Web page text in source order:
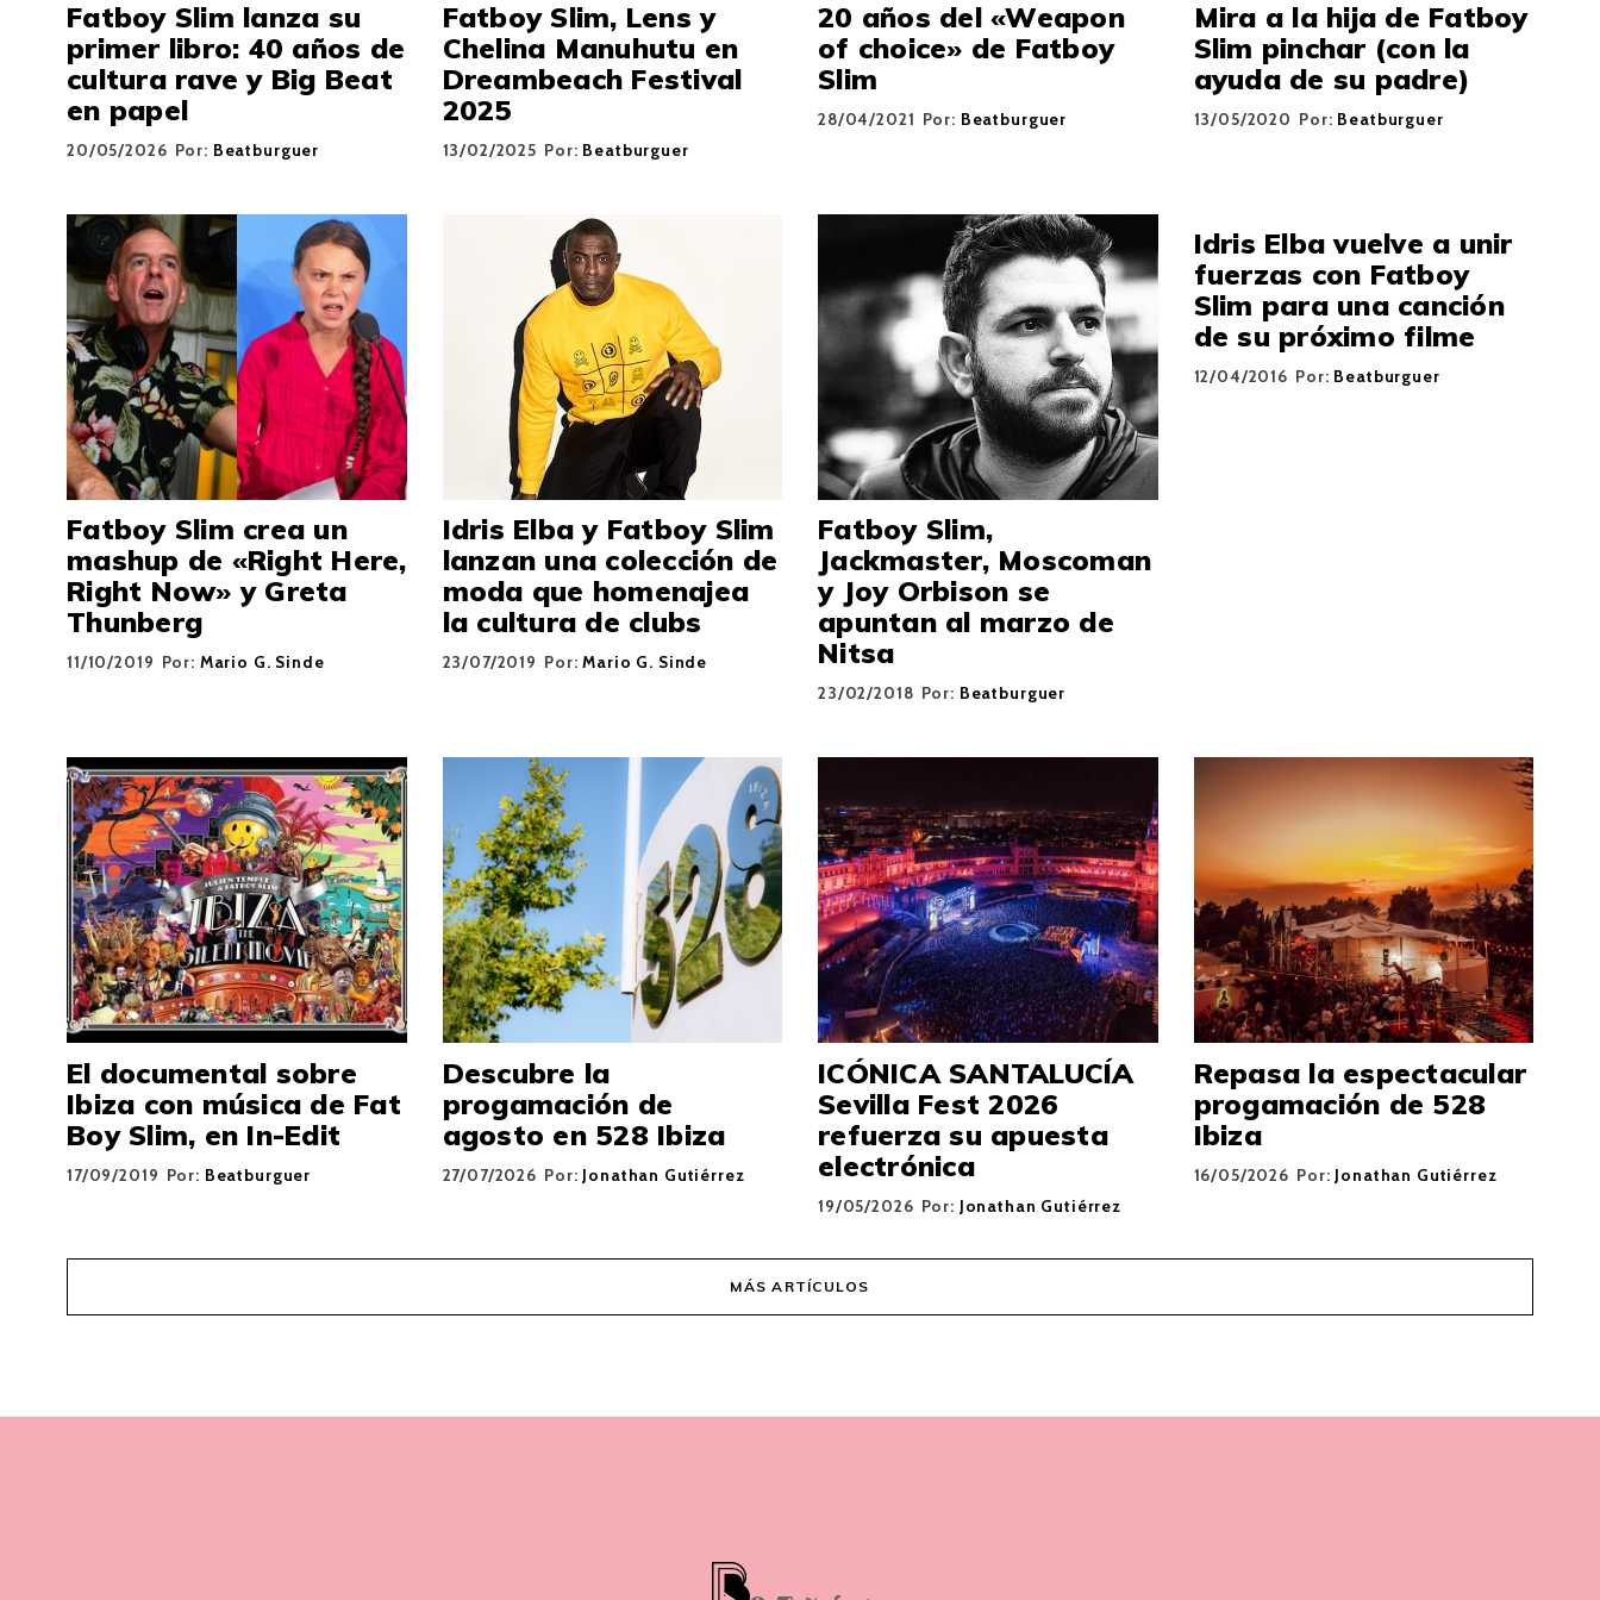
Fatboy Slim lanza su
primer libro: 40 años de
cultura rave y Big Beat
en papel
20/05/2026 Por: Beatburguer
Fatboy Slim, Lens y
Chelina Manuhutu en
Dreambeach Festival
2025
13/02/2025 Por: Beatburguer
20 años del «Weapon
of choice» de Fatboy
Slim
28/04/2021 Por: Beatburguer
Mira a la hija de Fatboy
Slim pinchar (con la
ayuda de su padre)
13/05/2020 Por: Beatburguer
Fatboy Slim crea un
mashup de «Right Here,
Right Now» y Greta
Thunberg
11/10/2019 Por: Mario G. Sinde
Idris Elba y Fatboy Slim
lanzan una colección de
moda que homenajea
la cultura de clubs
23/07/2019 Por:Mario G. Sinde
Fatboy Slim,
Jackmaster, Moscoman
y Joy Orbison se
apuntan al marzo de
Nitsa
23/02/2018 Por: Beatburguer
Idris Elba vuelve a unir
fuerzas con Fatboy
Slim para una canción
de su próximo filme
12/04/2016 Por: Beatburguer
El documental sobre
Ibiza con música de Fat
Boy Slim, en In-Edit
17/09/2019 Por: Beatburguer
Descubre la
progamación de
agosto en 528 Ibiza
27/07/2026 Por: Jonathan Gutiérrez
ICÓNICA SANTALUCÍA
Sevilla Fest 2026
refuerza su apuesta
electrónica
19/05/2026 Por: Jonathan Gutiérrez
Repasa la espectacular
progamación de 528
Ibiza
16/05/2026 Por: Jonathan Gutiérrez
MÁS ARTÍCULOS